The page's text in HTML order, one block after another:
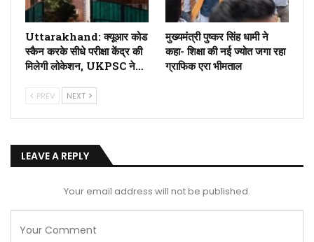
Uttarakhand: क्यूआर कोड
स्कैन करके सीधे परीक्षा केंद्र की
मिलेगी लोकेशन, UKPSC ने…
मुख्यमंत्री पुष्कर सिंह धामी ने
कहा- शिक्षा की नई ज्योत जगा रहा
ग्राफिक एरा भीमताल
PREV NEXT
LEAVE A REPLY
Your email address will not be published.